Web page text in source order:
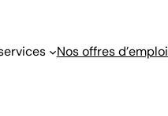
Nos offres d’emploi